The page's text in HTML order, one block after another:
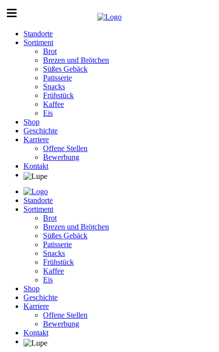
Standorte
Sortiment
Brot
Brezen und Brötchen
Süßes Gebäck
Patisserie
Snacks
Frühstück
Kaffee
Eis
Shop
Geschichte
Karriere
Offene Stellen
Bewerbung
Kontakt
Standorte
Sortiment
Brot
Brezen und Brötchen
Süßes Gebäck
Patisserie
Snacks
Frühstück
Kaffee
Eis
Shop
Geschichte
Karriere
Offene Stellen
Bewerbung
Kontakt